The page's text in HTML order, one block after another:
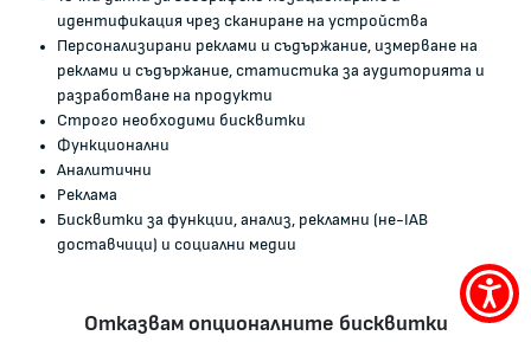
Меню
Регистър на опасните стоки
Регистър на е-адреси на ЮЛ нежелаещи да получават
Помирителна комисия
0700 111 22
СИГНАЛИ ЗА КОРУПЦИЯ В КЗП
идентификация чрез сканиране на устройства
Персонализирани реклами и съдържание, измерване на
реклами и съдържание, статистика за аудиторията и
разработване на продукти
Строго необходими бисквитки
Функционални
Аналитични
Реклама
Бисквитки за функции, анализ, рекламни (не-IAB
доставчици) и социални медии
Отказвам опционалните бисквитки